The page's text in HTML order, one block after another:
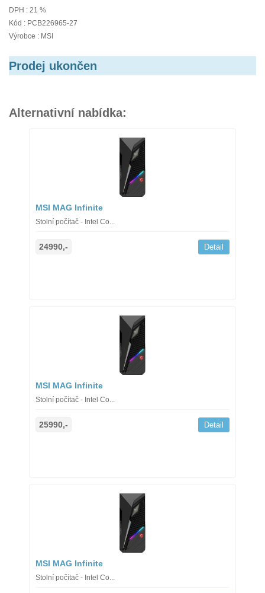
DPH : 21 %
Kód : PCB226965-27
Výrobce : MSI
Prodej ukončen
Alternativní nabídka:
MSI MAG Infinite
Stolní počítač - Intel Co...
24990,- Detail
MSI MAG Infinite
Stolní počítač - Intel Co...
25990,- Detail
MSI MAG Infinite
Stolní počítač - Intel Co...